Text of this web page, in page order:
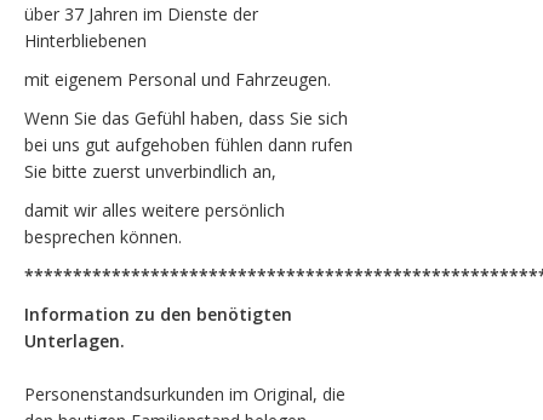
über 37 Jahren im Dienste der
Hinterbliebenen
mit eigenem Personal und Fahrzeugen.
Wenn Sie das Gefühl haben, dass Sie sich
bei uns gut aufgehoben fühlen dann rufen
Sie bitte zuerst unverbindlich an,
damit wir alles weitere persönlich
besprechen können.
Information zu den benötigten
Unterlagen.
Personenstandsurkunden im Original, die